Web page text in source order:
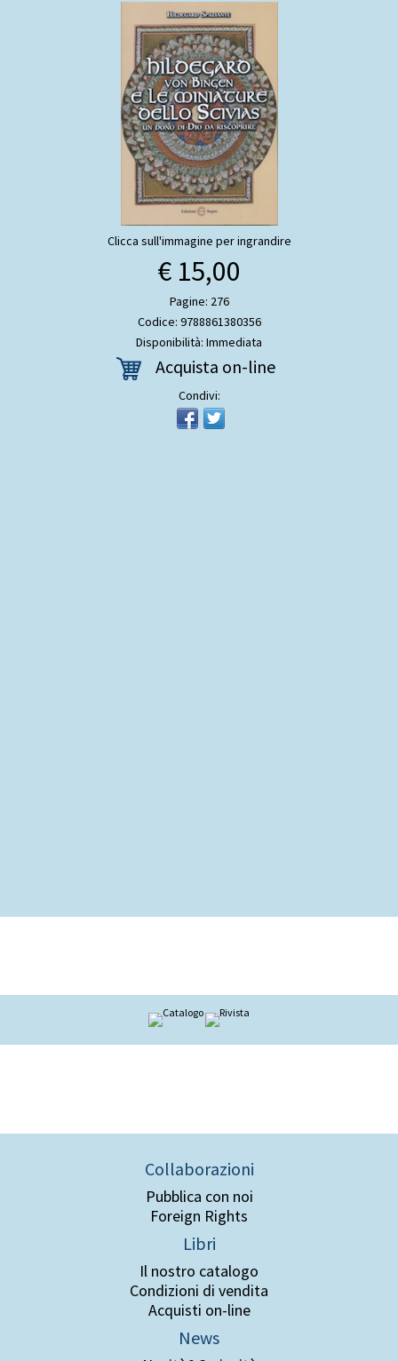
Clicca sull'immagine per ingrandire
€ 15,00
Pagine: 276
Codice: 9788861380356
Disponibilità: Immediata
Acquista on-line
Condivi:
Collaborazioni
Pubblica con noi
Foreign Rights
Libri
Il nostro catalogo
Condizioni di vendita
Acquisti on-line
News